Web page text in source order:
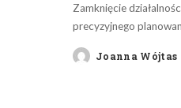
Zamknięcie
precyzyjnego
PostedJoanna Wójtas